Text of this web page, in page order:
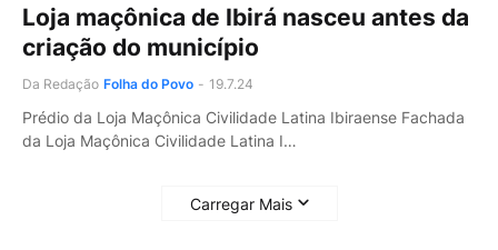
Loja maçônica de Ibirá nasceu antes da
criação do município
Da Redação Folha do Povo - 19.7.24
Prédio da Loja Maçônica Civilidade Latina Ibiraense Fachada
da Loja Maçônica Civilidade Latina I…
Carregar Mais